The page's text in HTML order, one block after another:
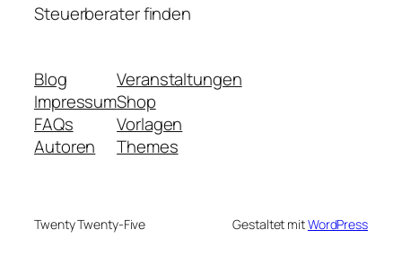
Steuerberater finden
Blog
Impressum
FAQs
Autoren
Veranstaltungen
Shop
Vorlagen
Themes
Twenty Twenty-Five Gestaltet mitWordPress